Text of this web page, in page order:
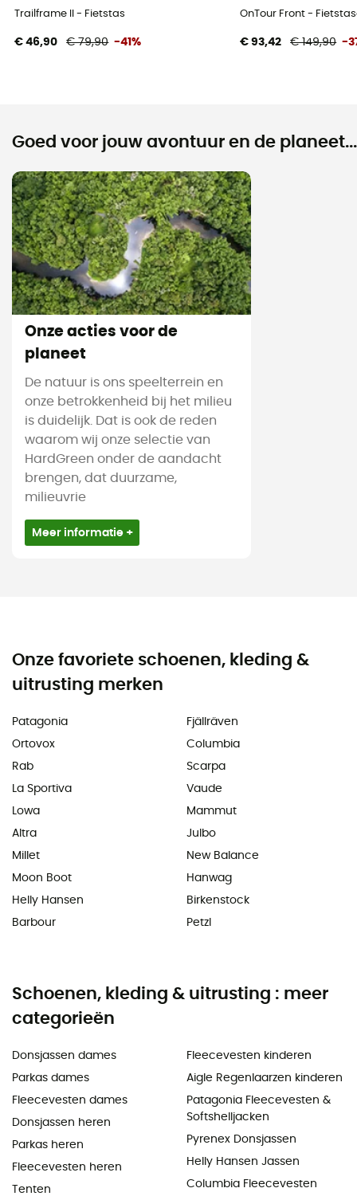
Trailframe II - Fietstas
€ 46,90 € 79,90 -41%
OnTour Front -
€ 93,42 € 149,90 -
Goed voor jouw avontuur en de planeet...
Onze acties voor de
planeet
De natuur is ons speelterrein en
onze betrokkenheid bij het milieu
is duidelijk. Dat is ook de reden
waarom wij onze selectie van
HardGreen onder de aandacht
brengen, dat duurzame,
milieuvrie
Meer informatie +
Onze favoriete schoenen, kleding &
uitrusting merken
Patagonia
Ortovox
Rab
La Sportiva
Lowa
Altra
Millet
Moon Boot
Helly Hansen
Barbour
Fjällräven
Columbia
Scarpa
Vaude
Mammut
Julbo
New Balance
Hanwag
Birkenstock
Petzl
Schoenen, kleding & uitrusting : meer
categorieën
Donsjassen dames
Parkas dames
Fleecevesten dames
Donsjassen heren
Parkas heren
Fleecevesten heren
Tenten
Fleecevesten kinderen
Aigle Regenlaarzen kinderen
Patagonia Fleecevesten &
Softshelljacken
Pyrenex Donsjassen
Helly Hansen Jassen
Columbia Fleecevesten